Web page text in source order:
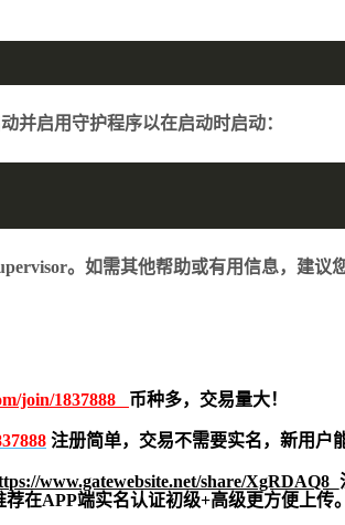
并启用守护程序以在启动时启动：
。如需其他帮助或有用信息，建议
join/1837888 币种多，交易量大！
注册简单，交易不需要实名，新用户
www.gatewebsite.net/share/XgRDAQ8
在APP端实名认证初级+高级更方便上传